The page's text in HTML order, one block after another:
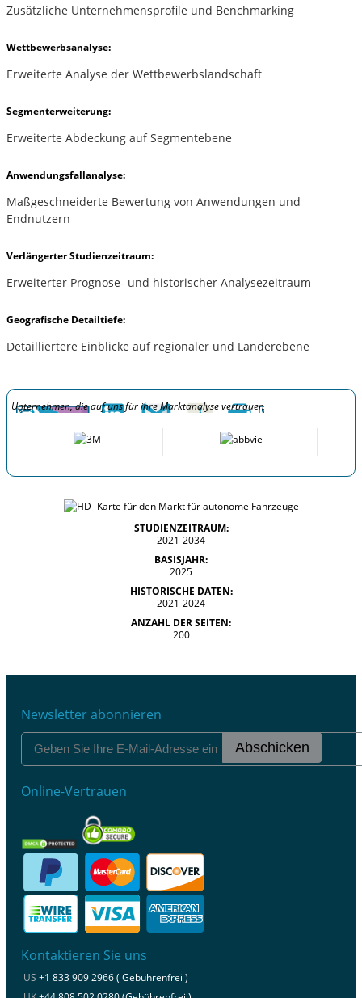
Zusätzliche Unternehmensprofile und Benchmarking
Wettbewerbsanalyse:
Erweiterte Analyse der Wettbewerbslandschaft
Segmenterweiterung:
Erweiterte Abdeckung auf Segmentebene
Anwendungsfallanalyse:
Maßgeschneiderte Bewertung von Anwendungen und
Endnutzern
Verlängerter Studienzeitraum:
Erweiterter Prognose- und historischer Analysezeitraum
Geografische Detailtiefe:
Detailliertere Einblicke auf regionaler und Länderebene
Unternehmen, die auf uns für ihre Marktanalyse vertrauen
STUDIENZEITRAUM:
2021-2034
BASISJAHR:
2025
HISTORISCHE DATEN:
2021-2024
ANZAHL DER SEITEN:
200
Newsletter abonnieren
Abschicken
Online-Vertrauen
Kontaktieren Sie uns
US +1 833 909 2966 ( Gebührenfrei )